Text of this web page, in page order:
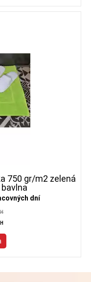
750 gr/m2 zelená
dní